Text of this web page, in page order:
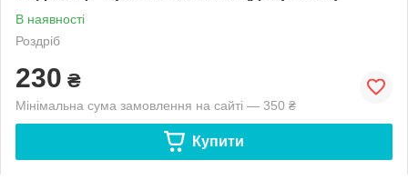
В наявності
Роздріб
230 ₴
Мінімальна сума замовлення на сайті — 350 ₴
Купити